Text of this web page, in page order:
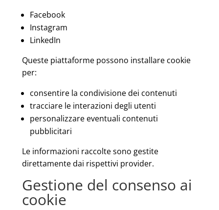
Facebook
Instagram
LinkedIn
Queste piattaforme possono installare cookie
per:
consentire la condivisione dei contenuti
tracciare le interazioni degli utenti
personalizzare eventuali contenuti
pubblicitari
Le informazioni raccolte sono gestite
direttamente dai rispettivi provider.
Gestione del consenso ai
cookie